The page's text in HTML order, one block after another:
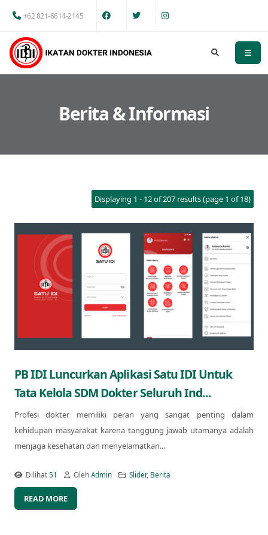
+62 821-6614-2145
Berita & Informasi
Displaying 1 - 12 of 207 results (page 1 of 18)
PB IDI Luncurkan Aplikasi Satu IDI Untuk
Tata Kelola SDM Dokter Seluruh Ind...
Profesi dokter memiliki peran yang sangat penting dalam
kehidupan masyarakat karena tanggung jawab utamanya adalah
menjaga kesehatan dan menyelamatkan...
Dilihat51 OlehAdmin Slider, Berita
READ MORE